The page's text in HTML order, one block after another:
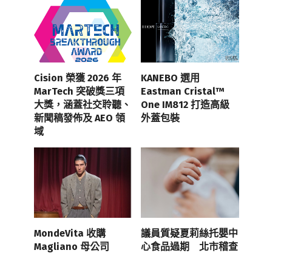
Cision 榮獲 2026 年
MarTech 突破獎三項
大獎，涵蓋社交聆聽、
新聞稿發佈及 AEO 領
域
KANEBO 選用
Eastman Cristal™
One IM812 打造高級
外蓋包裝
MondeVita 收購
Magliano 母公司
議員質疑夏莉絲托嬰中
心食品過期 北市稽查